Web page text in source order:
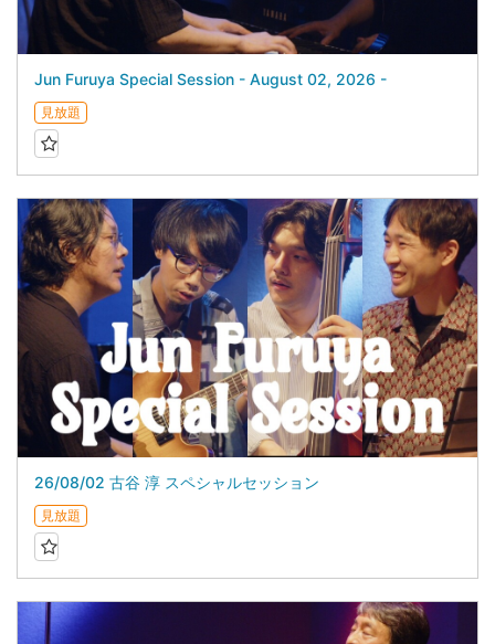
Jun Furuya Special Session - August 02, 2026 -
見放題
26/08/02 古谷 淳 スペシャルセッション
見放題